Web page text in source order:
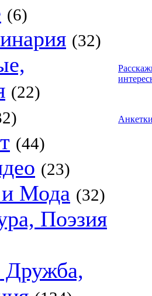
(6)
(32)
(22)
(44)
(23)
и Мода (32)
Поэзия